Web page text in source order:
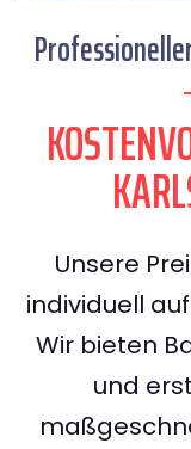
Unsere
individuell
Wir bieten
und